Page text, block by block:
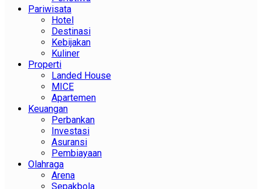
Pariwisata
Hotel
Destinasi
Kebijakan
Kuliner
Properti
Landed House
MICE
Apartemen
Keuangan
Perbankan
Investasi
Asuransi
Pembiayaan
Olahraga
Arena
Sepakbola